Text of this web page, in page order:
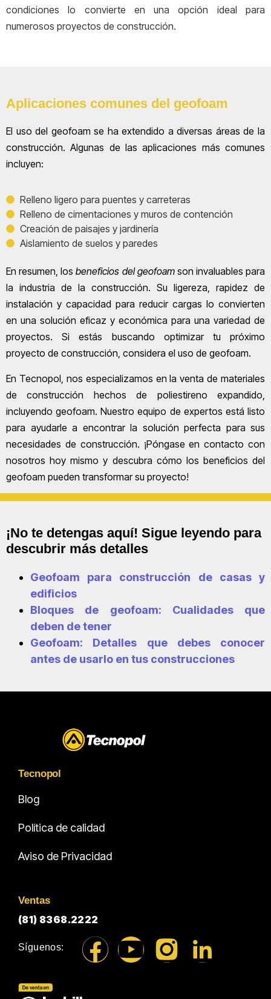
condiciones lo convierte en una opción ideal para
numerosos proyectos de construcción.
Aplicaciones comunes del geofoam
El uso del geofoam se ha extendido a diversas áreas de la
construcción. Algunas de las aplicaciones más comunes
incluyen:
Relleno ligero para puentes y carreteras
Relleno de cimentaciones y muros de contención
Creación de paisajes y jardinería
Aislamiento de suelos y paredes
En resumen, losbeneficios del geofoamson invaluables para
la industria de la construcción. Su ligereza, rapidez de
instalación y capacidad para reducir cargas lo convierten
en una solución eficaz y económica para una variedad de
proyectos. Si estás buscando optimizar tu próximo
proyecto de construcción, considera el uso de geofoam.
En Tecnopol, nos especializamos en la venta de materiales
de construcción hechos de poliestireno expandido,
incluyendo geofoam. Nuestro equipo de expertos está listo
para ayudarle a encontrar la solución perfecta para sus
necesidades de construcción. ¡Póngase en contacto con
nosotros hoy mismo y descubra cómo los beneficios del
geofoam pueden transformar su proyecto!
¡No te detengas aquí! Sigue leyendo para
descubrir más detalles
Geofoam para construcción de casas y
edificios
Bloques de geofoam: Cualidades que
deben de tener
Geofoam: Detalles que debes conocer
antes de usarlo en tus construcciones
Tecnopol
Blog
Política de calidad
Aviso de Privacidad
Ventas
(81) 8368.2222
Síguenos: